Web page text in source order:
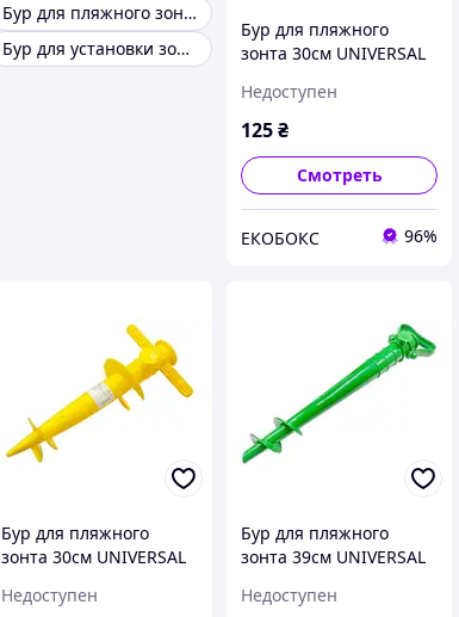
Бур для пляжного зонта 39 см
Бур для установки зонта
Бур для пляжного
зонта 30см UNIVERSAL
Недоступен
125₴
Смотреть
ЕКОБОКС 96%
Бур для пляжного
зонта 30см UNIVERSAL
Недоступен
Бур для пляжного
зонта 39см UNIVERSAL
Недоступен